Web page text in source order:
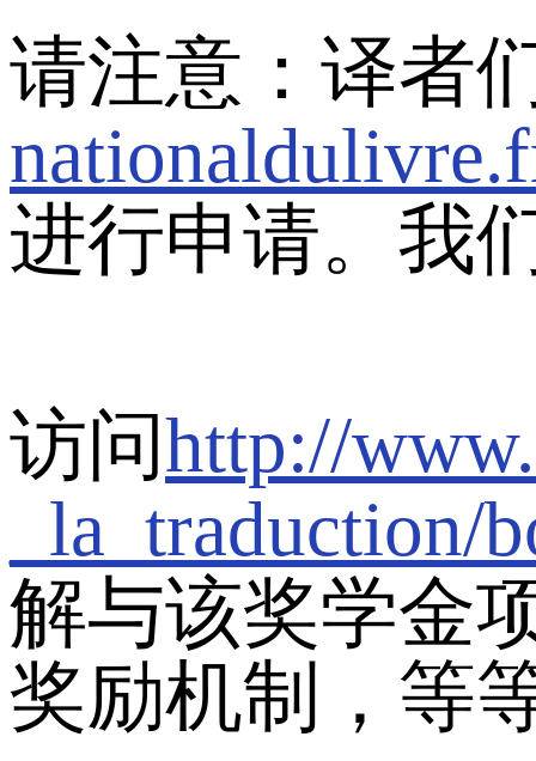
请注意：译者
进行申请。我
访问http://
_la_traduction/
解与该奖学金
奖励机制，等